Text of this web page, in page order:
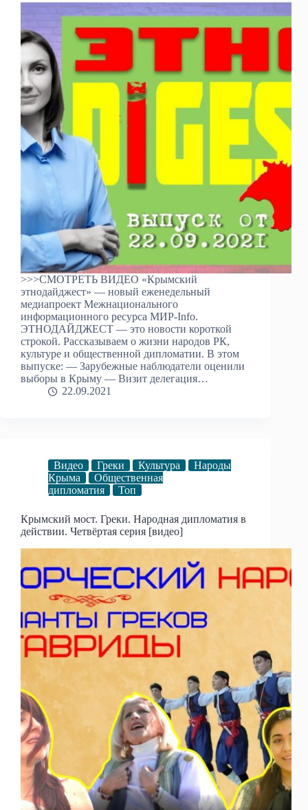
>>>СМОТРЕТЬ ВИДЕО «Крымский
этнодайджест» — новый еженедельный
медиапроект Межнационального
информационного ресурса МИР-Info.
ЭТНОДАЙДЖЕСТ — это новости короткой
строкой. Рассказываем о жизни народов РК,
культуре и общественной дипломатии. В этом
выпуске: — Зарубежные наблюдатели оценили
выборы в Крыму — Визит делегация…
22.09.2021
Видео Греки Культура
Народы
Крыма
Общественная
дипломатия
Топ
Крымский мост. Греки. Народная дипломатия в
действии. Четвёртая серия [видео]